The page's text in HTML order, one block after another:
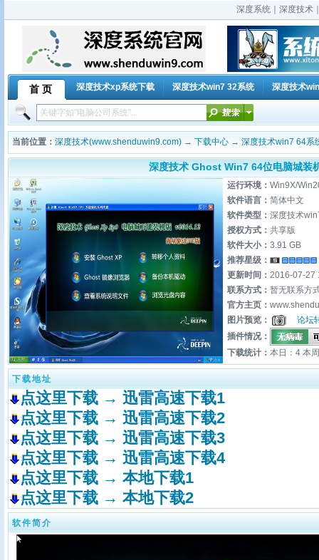
深度系统｜深度技术
首 页 深度技术xp系统下载 深度技术win7 32系统 深度技术
当前位置： 深度技术(www.shenduwin9.com) → 下载中心 → 深度技术win7 64系
深度技术 Ghost Win7 64位电脑城装
运行环境： Win9X/
软件语言： 简体中文
软件类型： 深度技术
授权方式： 共享版
软件大小： 3.91 GB
推荐星级：
更新时间： 2016-07-27
联系方式： 暂无联系方
官方主页：
图片预览：
论坛
插件情况：
下载统计： 本日：4 本
下载地址
点这里下载 → 迅雷高速下载1
点这里下载 → 迅雷高速下载2
点这里下载 → 迅雷高速下载3
点这里下载 → 迅雷高速下载4
点这里下载 → 本地下载1
点这里下载 → 本地下载2
软件简介